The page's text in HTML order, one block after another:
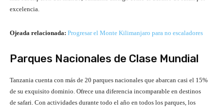
excelencia.
Ojeada relacionada: Progresar el Monte Kilimanjaro para no escaladores
Parques Nacionales de Clase Mundial
Tanzania cuenta con más de 20 parques nacionales que abarcan casi el 15%
de su exquisito dominio. Ofrece una diferencia incomparable en destinos
de safari. Con actividades durante todo el año en todos los parques, los